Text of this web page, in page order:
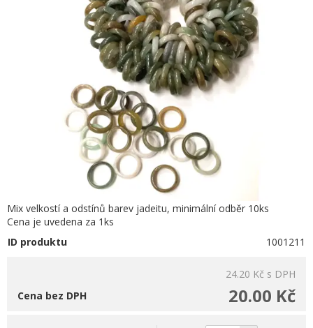
Mix velkostí a odstínů barev jadeitu, minimální odběr 10ks
Cena je uvedena za 1ks
ID produktu
1001211
24.20 Kč s DPH
20.00 Kč
Cena bez DPH